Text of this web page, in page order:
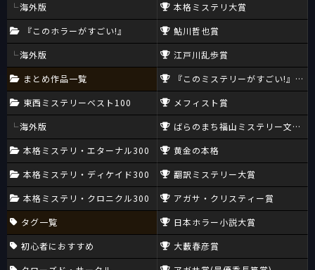
海外版
『このホラーがすごい!』
海外版
まとめ作品一覧
東西ミステリーベスト100
海外版
本格ミステリ・エターナル300
本格ミステリ・ディケイド300
本格ミステリ・クロニクル300
タグ一覧
初心者におすすめ
本格ミステリ大賞
鮎川哲也賞
江戸川乱歩賞
『このミステリーがすごい!』大賞
メフィスト賞
ばらのまち福山ミステリー文学新
黄金の本格
翻訳ミステリー大賞
アガサ・クリスティー賞
日本ホラー小説大賞
大藪春彦賞